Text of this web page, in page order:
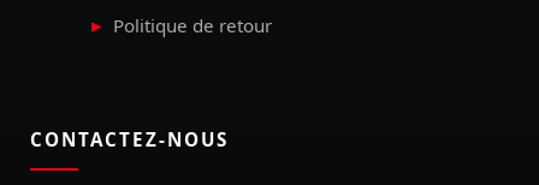
Politique de retour
CONTACTEZ-NOUS